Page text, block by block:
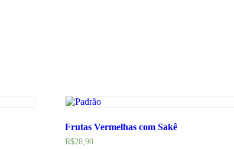
Frutas Vermelhas com Sakê
R$28,90